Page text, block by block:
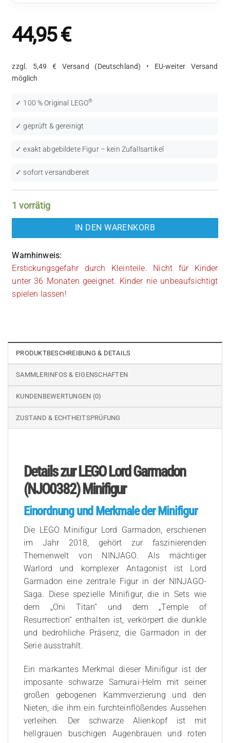
44,95€
zzgl. 5,49 € Versand (Deutschland) • EU-weiter Versand
möglich
✓ 100 % Original LEGO®
✓ geprüft & gereinigt
✓ exakt abgebildete Figur – kein Zufallsartikel
✓ sofort versandbereit
1 vorrätig
IN DEN WARENKORB
Warnhinweis:
Erstickungsgefahr durch Kleinteile. Nicht für Kinder
unter 36 Monaten geeignet. Kinder nie unbeaufsichtigt
spielen lassen!
PRODUKTBESCHREIBUNG & DETAILS
SAMMLERINFOS & EIGENSCHAFTEN
KUNDENBEWERTUNGEN (0)
ZUSTAND & ECHTHEITSPRÜFUNG
Details zur LEGO Lord Garmadon
(NJO0382) Minifigur
Einordnung und Merkmale der Minifigur
Die LEGO Minifigur Lord Garmadon, erschienen
im Jahr 2018, gehört zur faszinierenden
Themenwelt von NINJAGO. Als mächtiger
Warlord und komplexer Antagonist ist Lord
Garmadon eine zentrale Figur in der NINJAGO-
Saga. Diese spezielle Minifigur, die in Sets wie
dem „Oni Titan“ und dem „Temple of
Resurrection“ enthalten ist, verkörpert die dunkle
und bedrohliche Präsenz, die Garmadon in der
Serie ausstrahlt.
Ein markantes Merkmal dieser Minifigur ist der
imposante schwarze Samurai-Helm mit seiner
großen gebogenen Kammverzierung und den
Nieten, die ihm ein furchteinflößendes Aussehen
verleihen. Der schwarze Alienkopf ist mit
hellgrauen buschigen Augenbrauen und roten